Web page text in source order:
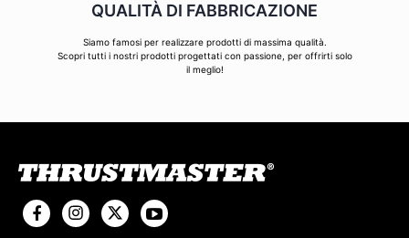
QUALITÀ DI FABBRICAZIONE
Siamo famosi per realizzare prodotti di massima qualità.
Scopri tutti i nostri prodotti progettati con passione, per offrirti solo
il meglio!